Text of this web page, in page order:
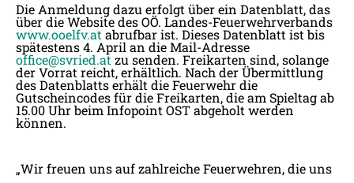
Die Anmeldung dazu erfolgt über ein Datenblatt, das
über die Website des OÖ. Landes-Feuerwehrverbands
www.ooelfv.at abrufbar ist. Dieses Datenblatt ist bis
spätestens 4. April an die Mail-Adresse
office@svried.at zu senden. Freikarten sind, solange
der Vorrat reicht, erhältlich. Nach der Übermittlung
des Datenblatts erhält die Feuerwehr die
Gutscheincodes für die Freikarten, die am Spieltag ab
15.00 Uhr beim Infopoint OST abgeholt werden
können.
„Wir freuen uns auf zahlreiche Feuerwehren, die uns